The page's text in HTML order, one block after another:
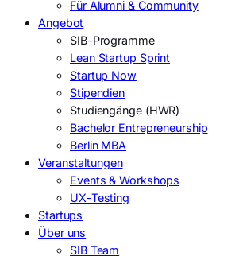
Für Alumni & Community
Angebot
SIB-Programme
Lean Startup Sprint
Startup Now
Stipendien
Studiengänge (HWR)
Bachelor Entrepreneurship
Berlin MBA
Veranstaltungen
Events & Workshops
UX-Testing
Startups
Über uns
SIB Team